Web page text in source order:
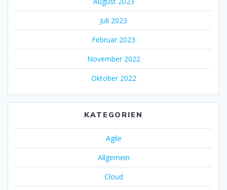
Juli 2023
Februar 2023
November 2022
Oktober 2022
KATEGORIEN
Agile
Allgemein
Cloud